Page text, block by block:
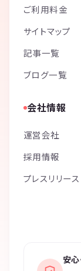
ご利用料金
サイトマップ
記事一覧
ブログ一覧
会社情報
運営会社
採用情報
プレスリリース
安